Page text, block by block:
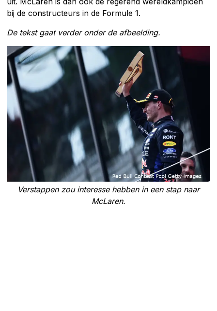
bij de constructeurs in de Formule 1.
De tekst gaat verder onder de afbeelding.
Verstappen zou interesse hebben in een stap naar
McLaren.